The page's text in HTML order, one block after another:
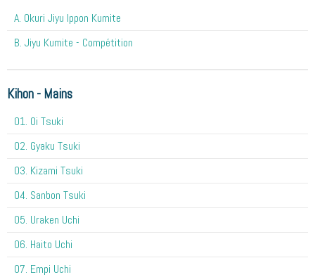
A. Okuri Jiyu Ippon Kumite
B. Jiyu Kumite - Compétition
Kihon - Mains
O1. Oi Tsuki
02. Gyaku Tsuki
03. Kizami Tsuki
04. Sanbon Tsuki
05. Uraken Uchi
06. Haito Uchi
07. Empi Uchi